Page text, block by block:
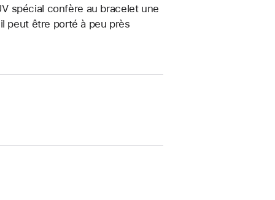
spécial confère au bracelet une
peut être porté à peu près